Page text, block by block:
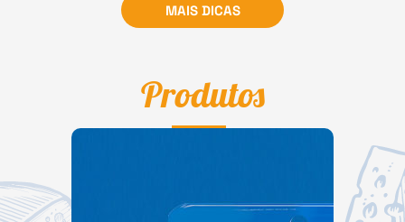
MAIS DICAS
Produtos